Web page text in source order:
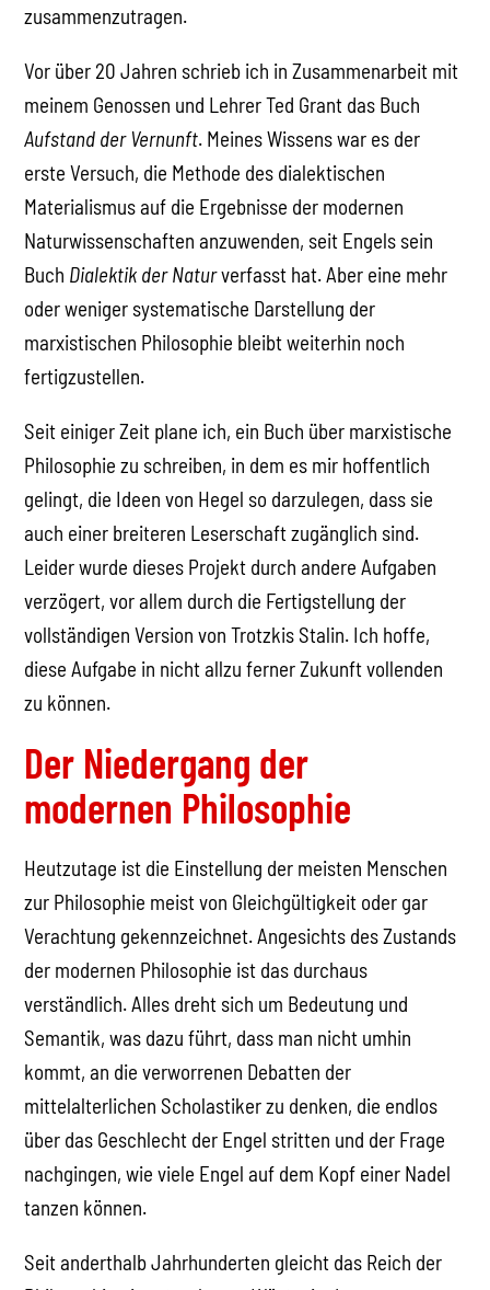
zusammenzutragen.
Vor über 20 Jahren schrieb ich in Zusammenarbeit mit
meinem Genossen und Lehrer Ted Grant das Buch
Aufstand der Vernunft. Meines Wissens war es der
erste Versuch, die Methode des dialektischen
Materialismus auf die Ergebnisse der modernen
Naturwissenschaften anzuwenden, seit Engels sein
Buch Dialektik der Naturverfasst hat. Aber eine mehr
oder weniger systematische Darstellung der
marxistischen Philosophie bleibt weiterhin noch
fertigzustellen.
Seit einiger Zeit plane ich, ein Buch über marxistische
Philosophie zu schreiben, in dem es mir hoffentlich
gelingt, die Ideen von Hegel so darzulegen, dass sie
auch einer breiteren Leserschaft zugänglich sind.
Leider wurde dieses Projekt durch andere Aufgaben
verzögert, vor allem durch die Fertigstellung der
vollständigen Version von Trotzkis Stalin. Ich hoffe,
diese Aufgabe in nicht allzu ferner Zukunft vollenden
zu können.
Der Niedergang der
modernen Philosophie
Heutzutage ist die Einstellung der meisten Menschen
zur Philosophie meist von Gleichgültigkeit oder gar
Verachtung gekennzeichnet. Angesichts des Zustands
der modernen Philosophie ist das durchaus
verständlich. Alles dreht sich um Bedeutung und
Semantik, was dazu führt, dass man nicht umhin
kommt, an die verworrenen Debatten der
mittelalterlichen Scholastiker zu denken, die endlos
über das Geschlecht der Engel stritten und der Frage
nachgingen, wie viele Engel auf dem Kopf einer Nadel
tanzen können.
Seit anderthalb Jahrhunderten gleicht das Reich der